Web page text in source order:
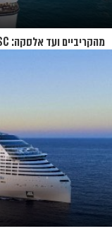
מהקריביים ועד אלסקה: MSC מציעה הפלגות החל מ-673 דולר